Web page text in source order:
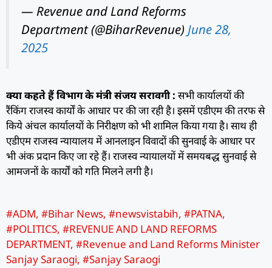
— Revenue and Land Reforms
Department (@BiharRevenue) June 28,
2025
क्या कहते हैं विभाग के मंत्री संजय सरावगी : सभी कार्यालयों की
रैंकिंग राजस्व कार्यों के आधार पर की जा रही है। इसमें एडीएम की तरफ से
किये अंचल कार्यालयों के निरीक्षण को भी शामिल किया गया है। साथ ही
एडीएम राजस्व न्यायालय में आनलाइन विवादों की सुनवाई के आधार पर
भी अंक प्रदान किए जा रहे हैं। राजस्व न्यायालयों में समयबद्ध सुनवाई से
आमजनों के कार्यों को गति मिलने लगी है।
#ADM, #Bihar News, #newsvistabih, #PATNA,
#POLITICS, #REVENUE AND LAND REFORMS
DEPARTMENT, #Revenue and Land Reforms Minister
Sanjay Saraogi, #Sanjay Saraogi